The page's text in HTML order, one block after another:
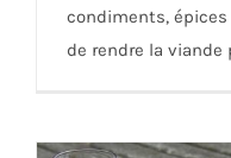
condiments,
de rendre la viande